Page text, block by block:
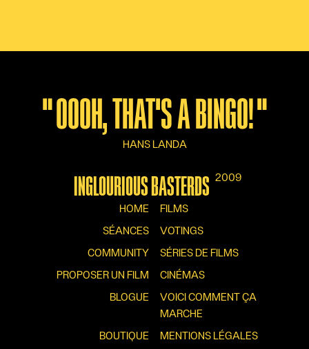
"OOOH, THAT'S A BINGO!"
HANS LANDA
INGLOURIOUS BASTERDS 2009
HOME
FILMS
SÉANCES
VOTINGS
COMMUNITY
SÉRIES DE FILMS
PROPOSER UN FILM
CINÉMAS
BLOGUE
VOICI COMMENT ÇA
MARCHE
BOUTIQUE
MENTIONS LÉGALES